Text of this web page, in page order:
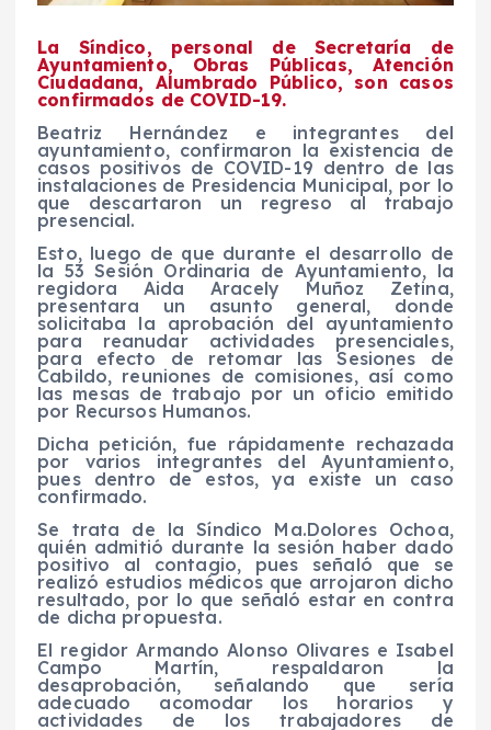
La Síndico, personal de Secretaría de
Ayuntamiento, Obras Públicas, Atención
Ciudadana, Alumbrado Público, son casos
confirmados de COVID-19.
Beatriz Hernández e integrantes del
ayuntamiento, confirmaron la existencia de
casos positivos de COVID-19 dentro de las
instalaciones de Presidencia Municipal, por lo
que descartaron un regreso al trabajo
presencial.
Esto, luego de que durante el desarrollo de
la 53 Sesión Ordinaria de Ayuntamiento, la
regidora Aida Aracely Muñoz Zetina,
presentara un asunto general, donde
solicitaba la aprobación del ayuntamiento
para reanudar actividades presenciales,
para efecto de retomar las Sesiones de
Cabildo, reuniones de comisiones, así como
las mesas de trabajo por un oficio emitido
por Recursos Humanos.
Dicha petición, fue rápidamente rechazada
por varios integrantes del Ayuntamiento,
pues dentro de estos, ya existe un caso
confirmado.
Se trata de la Síndico Ma.Dolores Ochoa,
quién admitió durante la sesión haber dado
positivo al contagio, pues señaló que se
realizó estudios médicos que arrojaron dicho
resultado, por lo que señaló estar en contra
de dicha propuesta.
El regidor Armando Alonso Olivares e Isabel
Campo Martín, respaldaron la
desaprobación, señalando que sería
adecuado acomodar los horarios y
actividades de los trabajadores de